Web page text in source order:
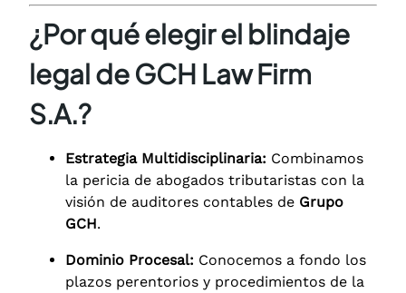
¿Por qué elegir el blindaje
legal de GCH Law Firm
S.A.?
Estrategia Multidisciplinaria: Combinamos
la pericia de abogados tributaristas con la
visión de auditores contables de Grupo
GCH.
Dominio Procesal: Conocemos a fondo los
plazos perentorios y procedimientos de la